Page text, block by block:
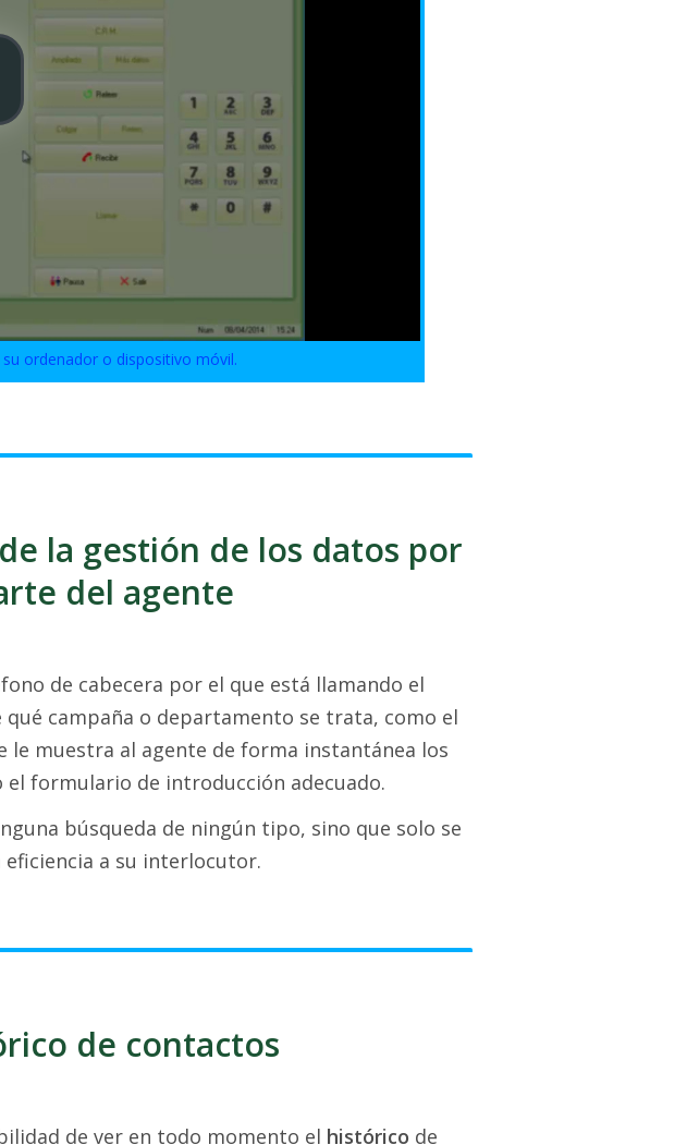
ordenador o dispositivo móvil.
la gestión de los datos por
del agente
de cabecera por el que está llamando el
campaña o departamento se trata, como el
muestra al agente de forma instantánea los
formulario de introducción adecuado.
búsqueda de ningún tipo, sino que solo se
a su interlocutor.
de contactos
de ver en todo momento el histórico de